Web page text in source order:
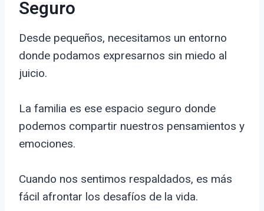
Seguro
Desde pequeños, necesitamos un entorno
donde podamos expresarnos sin miedo al
juicio.
La familia es ese espacio seguro donde
podemos compartir nuestros pensamientos y
emociones.
Cuando nos sentimos respaldados, es más
fácil afrontar los desafíos de la vida.